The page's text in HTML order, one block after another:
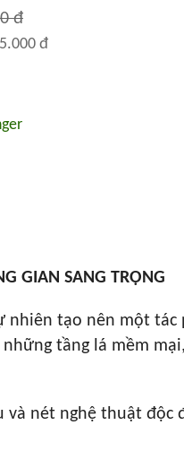
đ
đ
GIAN SANG TRỌNG
nhiên tạo nên một
tầng lá mềm
và nét nghệ thuật độc